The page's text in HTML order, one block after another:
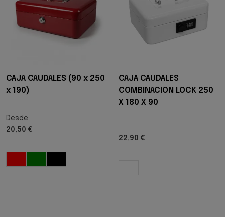
CAJA CAUDALES (90 x 250
x 190)
Desde
20,50 €
CAJA CAUDALES
COMBINACION LOCK 250
X 180 X 90
22,90 €